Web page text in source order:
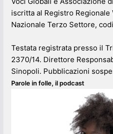
iscritta al Registro
Nazionale Terzo Settore,
Testata registrata presso il
2370/14. Direttore
Sinopoli. Pubblicazioni
Parole in folle, il podcast